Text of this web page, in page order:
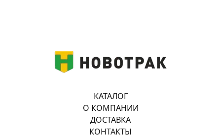
КАТАЛОГ
О КОМПАНИИ
ДОСТАВКА
КОНТАКТЫ